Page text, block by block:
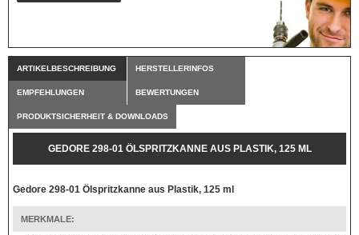
ARTIKELBESCHREIBUNG HERSTELLERINFOS
EMPFEHLUNGEN BEWERTUNGEN
PRODUKTSICHERHEIT & DOWNLOADS
GEDORE 298-01 ÖLSPRITZKANNE AUS PLASTIK, 125 ML
Gedore 298-01 Ölspritzkanne aus Plastik, 125 ml
MERKMALE: